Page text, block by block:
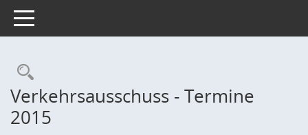
Toggle navigation
Rechercheauswahl
Verkehrsausschuss - Termine
2015